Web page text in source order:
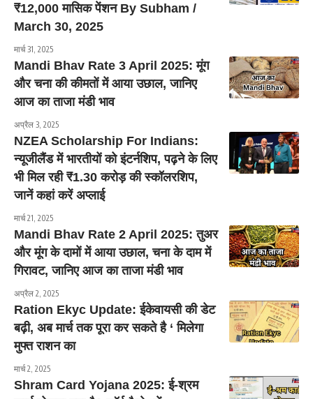
₹12,000 मासिक पेंशन By Subham /
March 30, 2025
मार्च 31, 2025
Mandi Bhav Rate 3 April 2025: मूंग
और चना की कीमतों में आया उछाल, जानिए
आज का ताजा मंडी भाव
अप्रैल 3, 2025
NZEA Scholarship For Indians:
न्यूजीलैंड में भारतीयों को इंटर्नशिप, पढ़ने के लिए
भी मिल रही ₹1.30 करोड़ की स्कॉलरशिप,
जानें कहां करें अप्लाई
मार्च 21, 2025
Mandi Bhav Rate 2 April 2025: तुअर
और मूंग के दामों में आया उछाल, चना के दाम में
गिरावट, जानिए आज का ताजा मंडी भाव
अप्रैल 2, 2025
Ration Ekyc Update: ईकेवायसी की डेट
बढ़ी, अब मार्च तक पूरा कर सकते है ‘ मिलेगा
मुफ्त राशन का
मार्च 2, 2025
Shram Card Yojana 2025: ई-श्रम